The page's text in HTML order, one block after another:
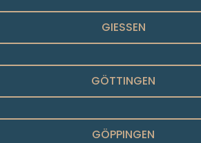
GIESSEN
GÖTTINGEN
GÖPPINGEN